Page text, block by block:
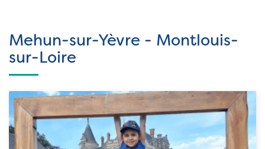
Mehun-sur-Yèvre - Montlouis-
sur-Loire